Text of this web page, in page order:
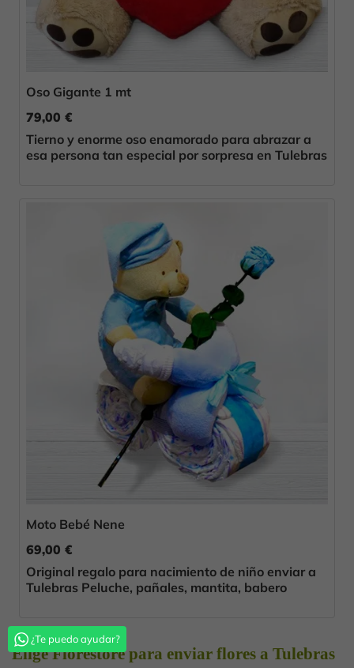
Oso Gigante 1 mt
79,00 €
Tierno y enorme oso enamorado para abrazar a
esa persona tan especial por sorpresa en Tulebras
Moto Bebé Nene
69,00 €
Original regalo para nacimiento de niño enviar a
Tulebras Peluche, pañales, mantita, babero
Elige Florestore para enviar flores a Tulebras
¿Te puedo ayudar?